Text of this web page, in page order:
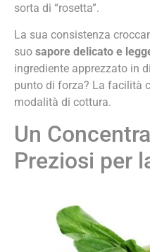
sorta di “rosetta”.
La sua consistenza
suo sapore delicato e
ingrediente apprezzato in
punto di forza? La facilità
modalità di cottura.
Un
Preziosi per